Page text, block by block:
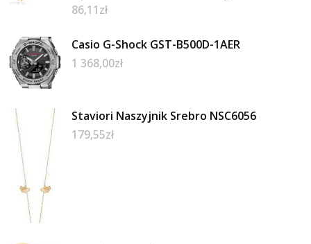
86,11zł
Casio G-Shock GST-B500D-1AER
1 368,00zł
Staviori Naszyjnik Srebro NSC6056
179,55zł